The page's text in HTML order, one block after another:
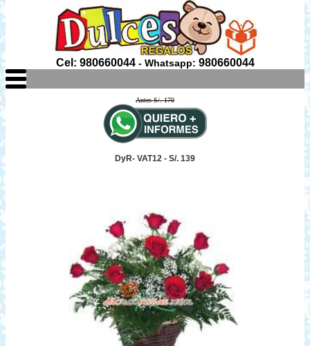
Cel: 980660044- Whatsapp: 980660044
Antes S/. 170
DyR- VAT12 - S/. 139